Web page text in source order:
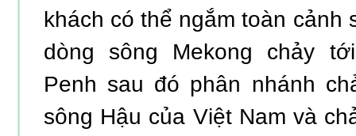
khách có thể ngắm toàn cảnh
dòng sông Mekong chảy
Penh sau đó phân nhánh
sông Hậu của Việt Nam và